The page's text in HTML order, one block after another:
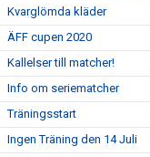
Kvarglömda kläder
ÄFF cupen 2020
Kallelser till matcher!
Info om seriematcher
Träningsstart
Ingen Träning den 14 Juli